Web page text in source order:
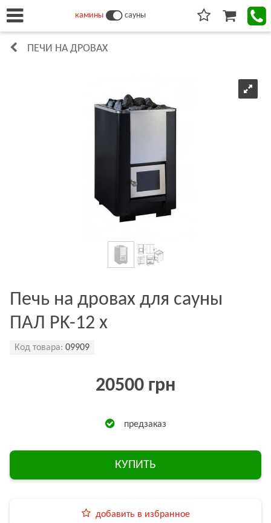
камины сауны
ПЕЧИ НА ДРОВАХ
Печь на дровах для сауны
ПАЛ PK-12 x
Код товара: 09909
20500 грн
предзаказ
КУПИТЬ
добавить в избранное